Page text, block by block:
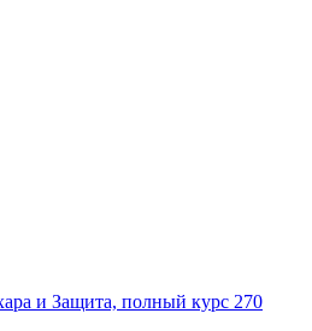
и Защита, полный курс 270